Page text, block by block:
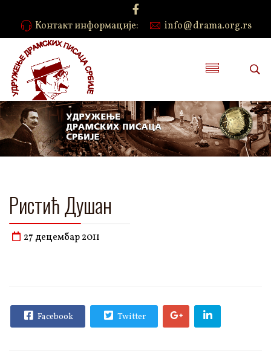
Контакт информације: info@drama.org.rs
Ристић Душан
27 децембар 2011
Facebook Twitter